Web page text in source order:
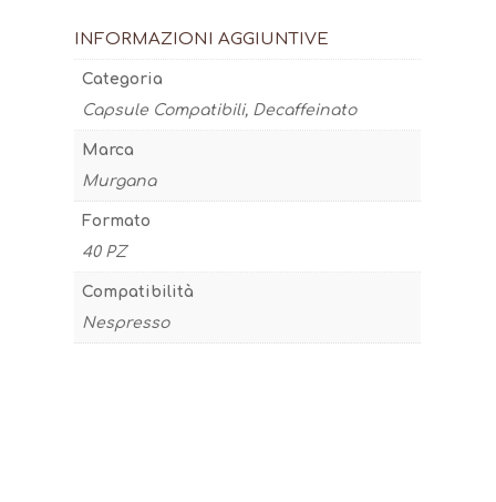
INFORMAZIONI AGGIUNTIVE
Categoria
Capsule Compatibili, Decaffeinato
Marca
Murgana
Formato
40 PZ
Compatibilità
Nespresso